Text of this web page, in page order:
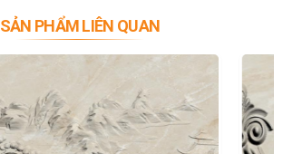
SẢN PHẨM LIÊN QUAN